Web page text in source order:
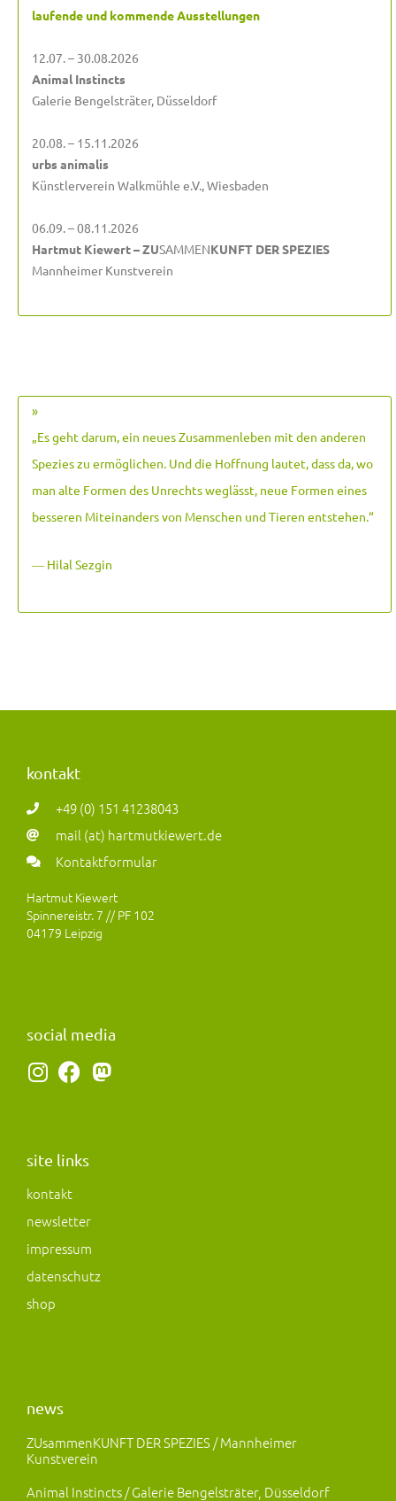
laufende und kommende Ausstellungen
12.07. – 30.08.2026
Animal Instincts
Galerie Bengelsträter, Düsseldorf
20.08. – 15.11.2026
urbs animalis
Künstlerverein Walkmühle e.V., Wiesbaden
06.09. – 08.11.2026
Hartmut Kiewert – ZUSAMMENKUNFT DER SPEZIES
Mannheimer Kunstverein
»
„Es geht darum, ein neues Zusammenleben mit den anderen
Spezies zu ermöglichen. Und die Hoffnung lautet, dass da, wo
man alte Formen des Unrechts weglässt, neue Formen eines
besseren Miteinanders von Menschen und Tieren entstehen.“
― Hilal Sezgin
kontakt
+49 (0) 151 41238043
mail (at) hartmutkiewert.de
Kontaktformular
Hartmut Kiewert
Spinnereistr. 7 // PF 102
04179 Leipzig
social media
I
a
r
a
m
F
b
o
k
M
site links
kontakt
newsletter
impressum
datenschutz
shop
news
ZUsammenKUNFT DER SPEZIES / Mannheimer
Kunstverein
Animal Instincts / Galerie Bengelsträter, Düsseldorf